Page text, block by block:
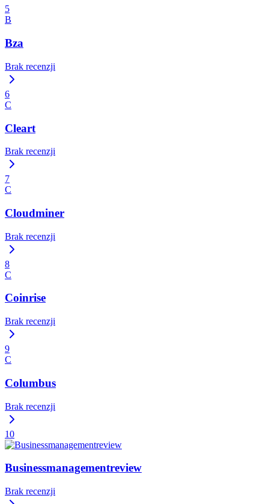
5
B
Bza
Brak recenzji
6
C
Cleart
Brak recenzji
7
C
Cloudminer
Brak recenzji
8
C
Coinrise
Brak recenzji
9
C
Columbus
Brak recenzji
10
Businessmanagementreview
Brak recenzji